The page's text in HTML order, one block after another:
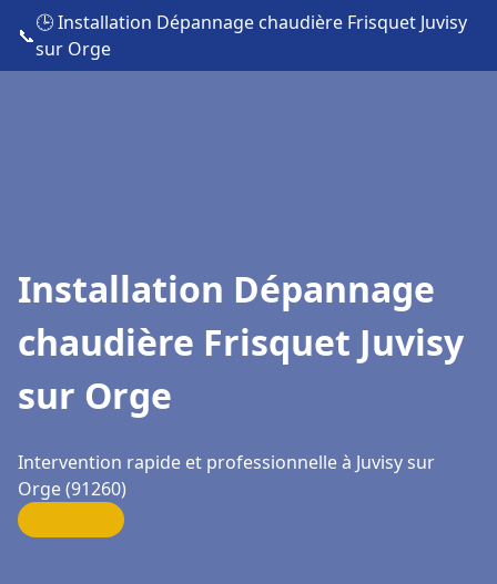
📞
🕒 Installation Dépannage chaudière Frisquet Juvisy
sur Orge
Installation Dépannage
chaudière Frisquet Juvisy
sur Orge
Intervention rapide et professionnelle à Juvisy sur
Orge (91260)